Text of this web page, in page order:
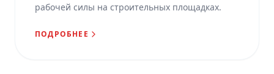
рабочей силы на строительных площадках.
ПОДРОБНЕЕ